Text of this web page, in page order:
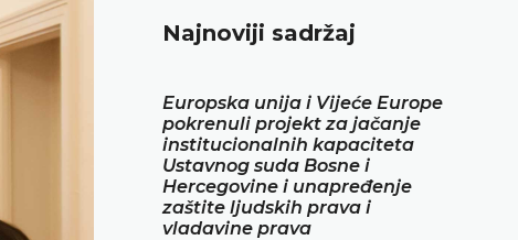
Najnoviji sadržaj
Europska unija i Vijeće Europe
pokrenuli projekt za jačanje
institucionalnih kapaciteta
Ustavnog suda Bosne i
Hercegovine i unapređenje
zaštite ljudskih prava i
vladavine prava